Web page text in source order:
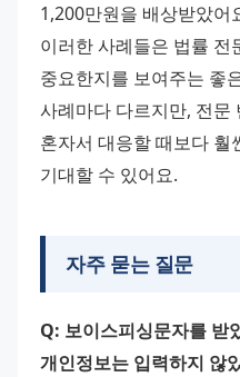
1,200만원을 배상받았어
이러한 사례들은 법률 전
중요한지를 보여주는 좋
사례마다 다르지만, 전문
혼자서 대응할 때보다 훨
기대할 수 있어요.
자주 묻는 질문
Q: 보이스피싱문자를 받
개인정보는 입력하지 않